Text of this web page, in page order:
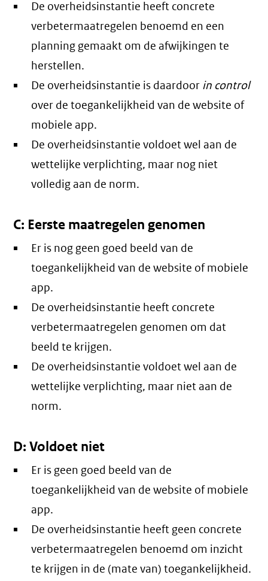
De overheidsinstantie heeft concrete
verbetermaatregelen benoemd en een
planning gemaakt om de afwijkingen te
herstellen.
De overheidsinstantie is daardoor in control
over de toegankelijkheid van de website of
mobiele app.
De overheidsinstantie voldoet wel aan de
wettelijke verplichting, maar nog niet
volledig aan de norm.
C: Eerste maatregelen genomen
Er is nog geen goed beeld van de
toegankelijkheid van de website of mobiele
app.
De overheidsinstantie heeft concrete
verbetermaatregelen genomen om dat
beeld te krijgen.
De overheidsinstantie voldoet wel aan de
wettelijke verplichting, maar niet aan de
norm.
D: Voldoet niet
Er is geen goed beeld van de
toegankelijkheid van de website of mobiele
app.
De overheidsinstantie heeft geen concrete
verbetermaatregelen benoemd om inzicht
te krijgen in de (mate van) toegankelijkheid.